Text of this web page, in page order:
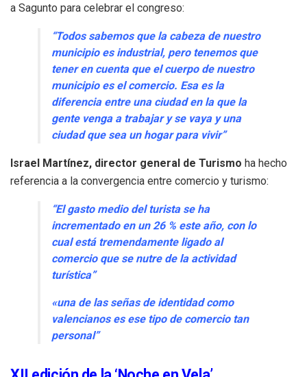
a Sagunto para celebrar el congreso:
“Todos sabemos que la cabeza de nuestro
municipio es industrial, pero tenemos que
tener en cuenta que el cuerpo de nuestro
municipio es el comercio. Esa es la
diferencia entre una ciudad en la que la
gente venga a trabajar y se vaya y una
ciudad que sea un hogar para vivir”
Israel Martínez, director general de Turismo ha hecho
referencia a la convergencia entre comercio y turismo:
“El gasto medio del turista se ha
incrementado en un 26 % este año, con lo
cual está tremendamente ligado al
comercio que se nutre de la actividad
turística”
«una de las señas de identidad como
valencianos es ese tipo de comercio tan
personal”